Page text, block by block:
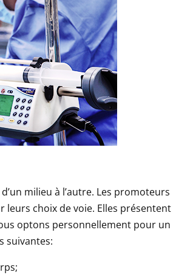
milieu à l’autre. Les promoteurs
choix de voie. Elles présentent
optons personnellement pour un
suivantes: